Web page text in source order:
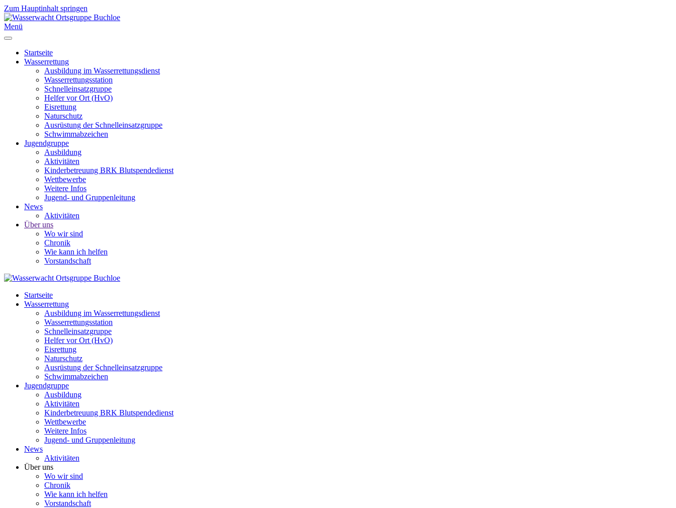
Zum Hauptinhalt springen
Menü
Startseite
Wasserrettung
Ausbildung im Wasserrettungsdienst
Wasserrettungsstation
Schnelleinsatzgruppe
Helfer vor Ort (HvO)
Eisrettung
Naturschutz
Ausrüstung der Schnelleinsatzgruppe
Schwimmabzeichen
Jugendgruppe
Ausbildung
Aktivitäten
Kinderbetreuung BRK Blutspendedienst
Wettbewerbe
Weitere Infos
Jugend- und Gruppenleitung
News
Aktivitäten
Über uns
Wo wir sind
Chronik
Wie kann ich helfen
Vorstandschaft
Startseite
Wasserrettung
Ausbildung im Wasserrettungsdienst
Wasserrettungsstation
Schnelleinsatzgruppe
Helfer vor Ort (HvO)
Eisrettung
Naturschutz
Ausrüstung der Schnelleinsatzgruppe
Schwimmabzeichen
Jugendgruppe
Ausbildung
Aktivitäten
Kinderbetreuung BRK Blutspendedienst
Wettbewerbe
Weitere Infos
Jugend- und Gruppenleitung
News
Aktivitäten
Über uns
Wo wir sind
Chronik
Wie kann ich helfen
Vorstandschaft